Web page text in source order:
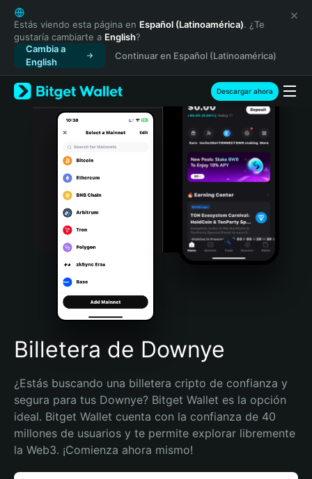
English
日本語
Tiếng Việt
Русский
Español (Latinoamérica)
Türkçe
Italiano
Português (Portugal)
Bahasa Indonesia
Português (Brasil)
Español (Argentina)
Estás viendo esta página en Español (Latinoamérica). ¿Te
gustaría cambiarte a English?
Cambia a
English
Continuar en Español (Latinoamérica)
Descargar ahora
Billetera de Downye
¿Estás buscando una billetera cripto de confianza y
segura para tus Downye? Bitget Wallet es la opción
ideal. Bitget Wallet cuenta con la confianza de 40
millones de usuarios y te permite explorar libremente
la Web3. ¡Comienza ahora mismo!